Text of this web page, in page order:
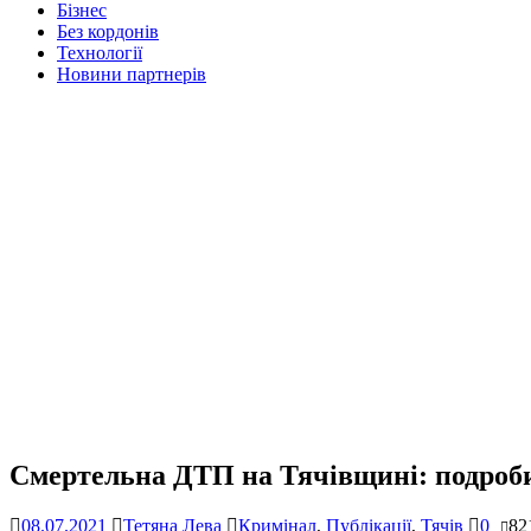
Бізнес
Без кордонів
Технології
Новини партнерів
Смертельна ДТП на Тячівщині:
08.07.2021 Тетяна Лева Кримінал, Публікації, Тячів 0